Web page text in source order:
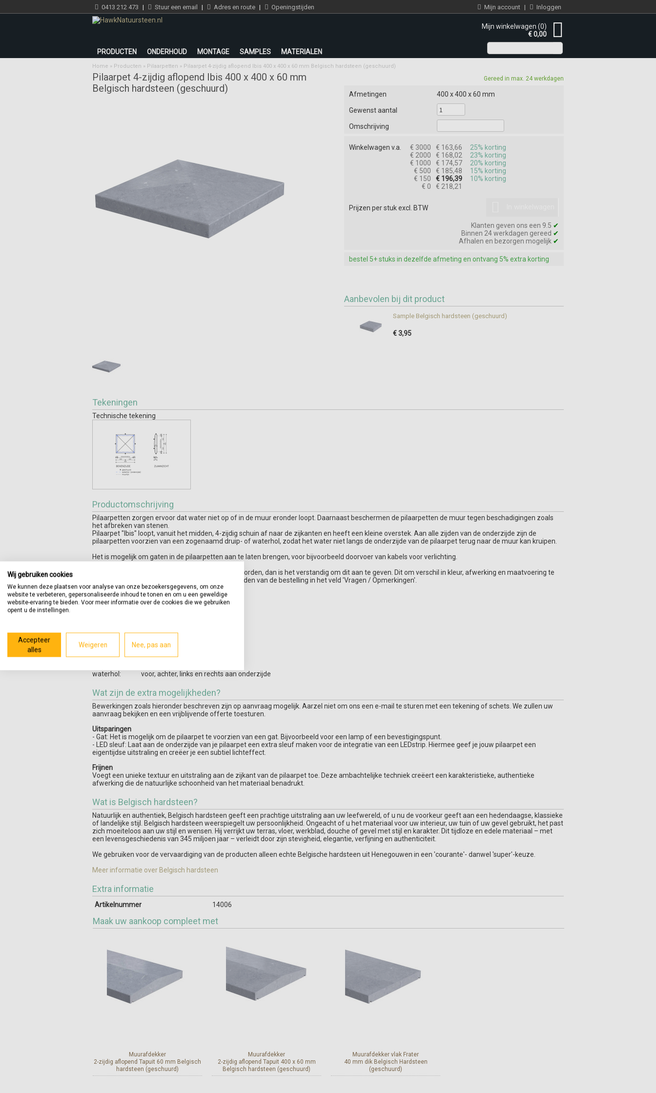
0413 212 473 | Stuur een email | Adres en route | Openingstijden Mijn account | Inloggen
Mijn winkelwagen (0)
€ 0,00
PRODUCTEN ONDERHOUD MONTAGE SAMPLES MATERIALEN
Home » Producten » Pilaarpetten » Pilaarpet 4-zijdig aflopend Ibis 400 x 400 x 60 mm Belgisch hardsteen (geschuurd)
Gereed in max. 24 werkdagen
Afmetingen 400 x 400 x 60 mm
Gewenst aantal
Omschrijving
Winkelwagen v.a. € 3000 € 163,66
25% korting
€ 2000
€ 168,02
23% korting
€ 1000
€ 174,57
20% korting
€ 500
€ 185,48
15% korting
€ 150
€ 196,39
10% korting
€ 0
€ 218,21
Prijzen per stuk excl. BTW
Klanten geven ons een 9.5 ✔
Binnen 24 werkdagen gereed ✔
Afhalen en bezorgen mogelijk ✔
bestel 5+ stuks in dezelfde afmeting en ontvang 5% extra korting
Aanbevolen bij dit product
Sample Belgisch hardsteen (geschuurd)
€ 3,95
Pilaarpet 4-zijdig aflopend Ibis 400 x 400 x 60 mm
Belgisch hardsteen (geschuurd)
Tekeningen
Technische tekening
Productomschrijving
Pilaarpetten zorgen ervoor dat water niet op of in de muur eronder loopt. Daarnaast beschermen de pilaarpetten de muur tegen beschadigingen zoals
het afbreken van stenen.
Pilaarpet "Ibis" loopt, vanuit het midden, 4-zijdig schuin af naar de zijkanten en heeft een kleine overstek. Aan alle zijden van de onderzijde zijn de
pilaarpetten voorzien van een zogenaamd druip- of waterhol, zodat het water niet langs de onderzijde van de pilaarpet terug naar de muur kan kruipen.
Het is mogelijk om gaten in de pilaarpetten aan te laten brengen, voor bijvoorbeeld doorvoer van kabels voor verlichting.
Indien artikelen naast of tegen elkaar geplaatst worden, dan is het verstandig om dit aan te geven. Dit om verschil in kleur, afwerking en maatvoering te
voorkomen. U kunt dit aangeven tijdens het afronden van de bestelling in het veld 'Vragen / Opmerkingen'.
Geschuurde zijden:
boven:
ja
links:
ja
rechts:
ja
verstek:
nee
hoekuitsparing:nee
waterhol:
voor, achter, links en rechts aan onderzijde
Wat zijn de extra mogelijkheden?
Bewerkingen zoals hieronder beschreven zijn op aanvraag mogelijk. Aarzel niet om ons een e-mail te sturen met een tekening of schets. We zullen uw
aanvraag bekijken en een vrijblijvende offerte toesturen.
Uitsparingen
- Gat: Het is mogelijk om de pilaarpet te voorzien van een gat. Bijvoorbeeld voor een lamp of een bevestigingspunt.
- LED sleuf: Laat aan de onderzijde van je pilaarpet een extra sleuf maken voor de integratie van een LEDstrip. Hiermee geef je jouw pilaarpet een
eigentijdse uitstraling en creëer je een subtiel lichteffect.
Frijnen
Voegt een unieke textuur en uitstraling aan de zijkant van de pilaarpet toe. Deze ambachtelijke techniek creëert een karakteristieke, authentieke
afwerking die de natuurlijke schoonheid van het materiaal benadrukt.
Wat is Belgisch hardsteen?
Natuurlijk en authentiek, Belgisch hardsteen geeft een prachtige uitstraling aan uw leefwereld, of u nu de voorkeur geeft aan een hedendaagse, klassieke
of landelijke stijl. Belgisch hardsteen weerspiegelt uw persoonlijkheid. Ongeacht of u het materiaal voor uw interieur, uw tuin of uw gevel gebruikt, het past
zich moeiteloos aan uw stijl en wensen. Hij verrijkt uw terras, vloer, werkblad, douche of gevel met stijl en karakter. Dit tijdloze en edele materiaal – met
een levensgeschiedenis van 345 miljoen jaar – verleidt door zijn stevigheid, elegantie, verfijning en authenticiteit.
We gebruiken voor de vervaardiging van de producten alleen echte Belgische hardsteen uit Henegouwen in een 'courante'- danwel 'super'-keuze.
Meer informatie over Belgisch hardsteen
Extra informatie
Artikelnummer 14006
Maak uw aankoop compleet met
Muurafdekker
2-zijdig aflopend Tapuit 60 mm Belgisch
hardsteen (geschuurd)
Muurafdekker
2-zijdig aflopend Tapuit 400 x 60 mm
Belgisch hardsteen (geschuurd)
Muurafdekker vlak Frater
40 mm dik Belgisch Hardsteen
(geschuurd)
Wij gebruiken cookies
We kunnen deze plaatsen voor analyse van onze bezoekersgegevens, om onze
website te verbeteren, gepersonaliseerde inhoud te tonen en om u een geweldige
website-ervaring te bieden. Voor meer informatie over de cookies die we gebruiken
opent u de instellingen.
Accepteer
alles
Weigeren Nee, pas aan